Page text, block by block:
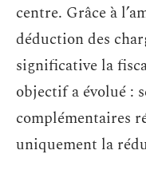
centre. Grâce à
déduction des
significative la
objectif a évolué :
complémentaires
uniquement la